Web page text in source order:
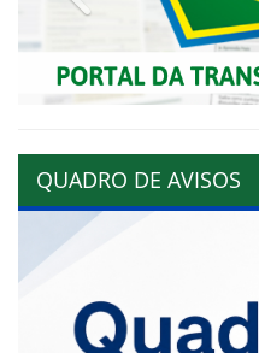
QUADRO DE AVISOS